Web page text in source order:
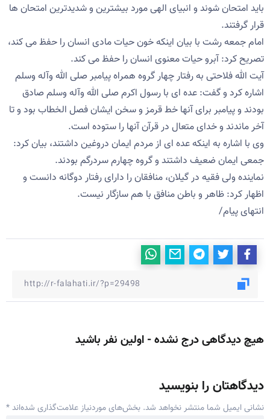
باید امتحان شوند و انبیای الهی مورد بیشترین و شدیدترین امتحان ها
قرار گرفتند.
امام جمعه رشت با بیان اینکه خون حیات مادی انسان را حفظ می کند،
تصریح کرد: آبرو حیات معنوی انسان را حفظ می کند.
آیت الله فلاحتی به رفتار چهار گروه همراه پیامبر صلی الله وآله وسلم
اشاره کرد و گفت: عده ای با رسول اکرم صلی الله وآله وسلم صادق
بودند و پیامبر برای آنها خط قرمز و سخن ایشان فصل الخطاب بود و تا
آخر ماندند و خدای متعال در قرآن آنها را ستوده است.
وی با اشاره به اینکه عده ای از مردم ایمان دروغین داشتند، بیان کرد:
جمعی ایمان ضعیف داشتند و گروه چهارم سردرگم بودند.
نماینده ولی فقیه در گیلان، منافقان را دارای رفتار دوگانه دانست و
اظهار کرد: ظاهر و باطن منافق با هم سازگار نیست.
انتهای پیام/
هیچ دیدگاهی درج نشده - اولین نفر باشید
دیدگاهتان را بنویسید
نشانی ایمیل شما منتشر نخواهد شد. بخش‌های موردنیاز علامت‌گذاری شده‌اند*